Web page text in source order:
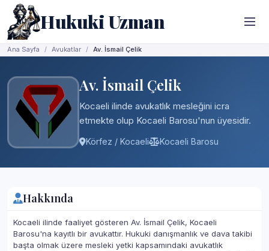
Hukuki Uzman
Ana Sayfa Avukatlar Av. İsmail Çelik
Av. İsmail Çelik
Kocaeli ilinde avukatlık mesleğini icra
etmekte olup Kocaeli Barosu'nun üyesidir.
Körfez / Kocaeli Kocaeli Barosu
Hakkında
Kocaeli ilinde faaliyet gösteren Av. İsmail Çelik, Kocaeli
Barosu'na kayıtlı bir avukattır. Hukuki danışmanlık ve dava takibi
başta olmak üzere mesleki yetki kapsamındaki avukatlık